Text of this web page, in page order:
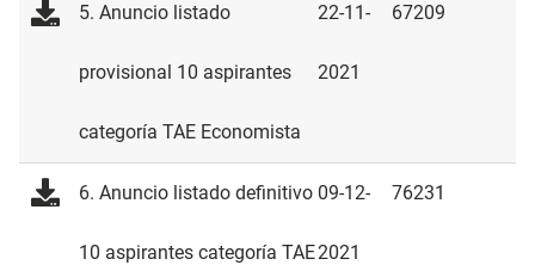
5. Anuncio listado
provisional 10 aspirantes
categoría TAE Economista
22-11-
2021
67209
6. Anuncio listado definitivo
10 aspirantes categoría TAE
09-12-
2021
76231